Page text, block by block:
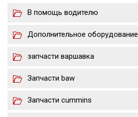
В помощь водителю
Дополнительное оборудование
запчасти варшавка
Запчасти baw
Запчасти cummins